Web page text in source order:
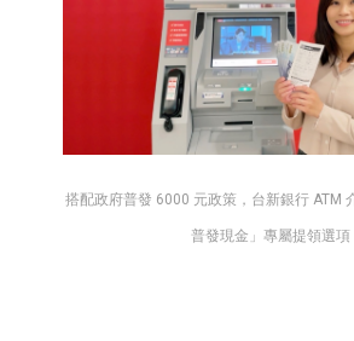
搭配政府普發 6000 元政策，台新銀行 ATM
普發現金」專屬提領選項